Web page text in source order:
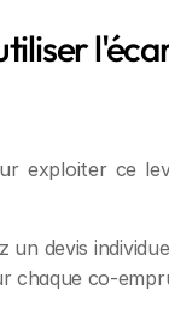
exploiter ce
un devis
chaque co-